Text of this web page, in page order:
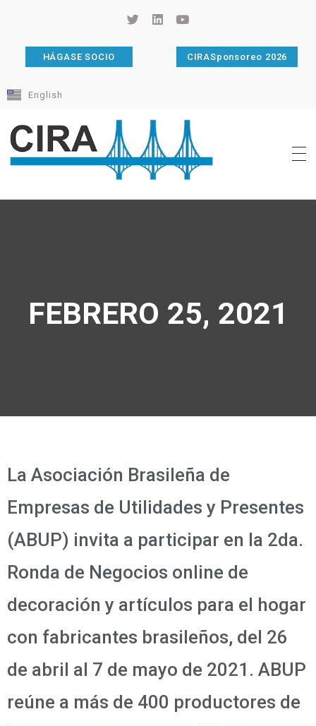
HÁGASE SOCIO CIRASponsoreo 2026
English
FEBRERO 25, 2021
La Asociación Brasileña de
Empresas de Utilidades y Presentes
(ABUP) invita a participar en la 2da.
Ronda de Negocios online de
decoración y artículos para el hogar
con fabricantes brasileños, del 26
de abril al 7 de mayo de 2021. ABUP
reúne a más de 400 productores de